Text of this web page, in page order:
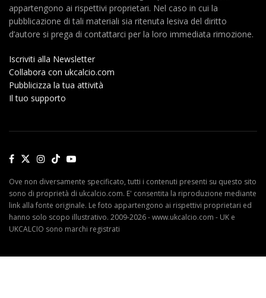
appartengono ai rispettivi proprietari. Nel caso in cui la
pubblicazione di tali materiali sia ritenuta lesiva del diritto
d’autore si prega di contattarci per la loro immediata rimozione.
Iscriviti alla Newsletter
Collabora con ukcalcio.com
Pubblicizza la tua attività
Il tuo supporto
Ove non diversamente specificato, tutti i contenuti presenti su questo sito
sono di proprietà di ukcalcio.com. E' consentita la riproduzione mediante
link alla fonte originale. Le foto appartengono ai rispettivi proprietari ed
hanno solo scopo illustrativo. 2009-2026 - www.ukcalcio.com - UK e
UKCALCIO sono marchi registrati